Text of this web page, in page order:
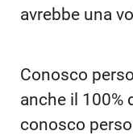
avrebbe una
Conosco
anche il 100%
conosco